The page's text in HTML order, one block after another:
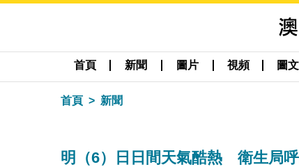
首頁 新聞 圖片 視頻 圖
首頁 新聞
明（6）日日間天氣酷熱 衛生局